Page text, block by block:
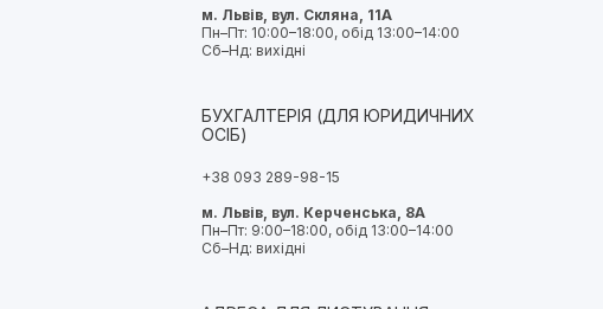
м. Львів, вул. Скляна, 11А
Пн–Пт: 10:00–18:00, обід 13:00–14:00
Сб–Нд: вихідні
БУХГАЛТЕРІЯ (ДЛЯ ЮРИДИЧНИХ
ОСІБ)
+38 093 289-98-15
м. Львів, вул. Керченська, 8А
Пн–Пт: 9:00–18:00, обід 13:00–14:00
Сб–Нд: вихідні